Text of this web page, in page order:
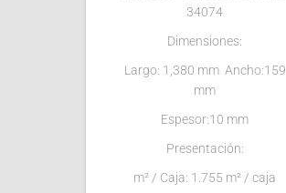
34074
Dimensiones:
Largo: 1,380 mm Ancho:159
mm
Espesor:10 mm
Presentación:
m² / Caja: 1.755 m² / caja